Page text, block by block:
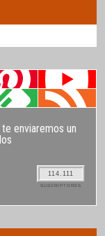
enviaremos un
114.111
SUSCRIPTORES